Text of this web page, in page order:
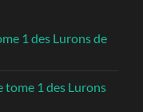
1 des Lurons de
tome 1 des Lurons